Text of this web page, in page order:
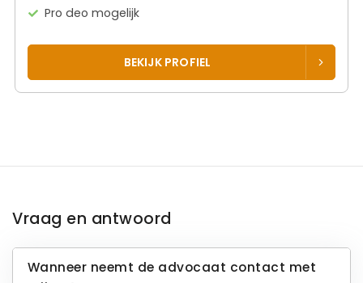
Pro deo mogelijk
BEKIJK PROFIEL
Vraag en antwoord
Wanneer neemt de advocaat contact met